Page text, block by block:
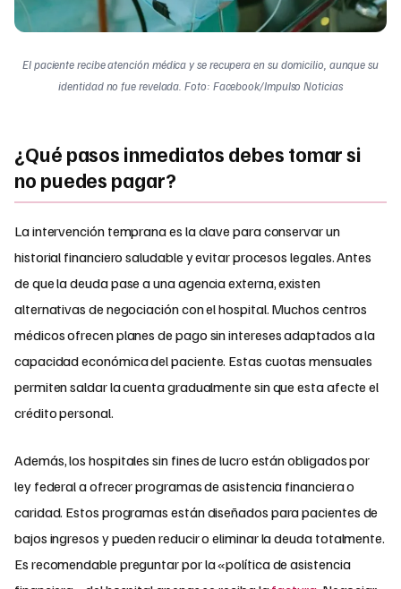
El paciente recibe atención médica y se recupera en su domicilio, aunque su
identidad no fue revelada. Foto: Facebook/Impulso Noticias
¿Qué pasos inmediatos debes tomar si
no puedes pagar?
La intervención temprana es la clave para conservar un
historial financiero saludable y evitar procesos legales. Antes
de que la deuda pase a una agencia externa, existen
alternativas de negociación con el hospital. Muchos centros
médicos ofrecen planes de pago sin intereses adaptados a la
capacidad económica del paciente. Estas cuotas mensuales
permiten saldar la cuenta gradualmente sin que esta afecte el
crédito personal.
Además, los hospitales sin fines de lucro están obligados por
ley federal a ofrecer programas de asistencia financiera o
caridad. Estos programas están diseñados para pacientes de
bajos ingresos y pueden reducir o eliminar la deuda totalmente.
Es recomendable preguntar por la «política de asistencia